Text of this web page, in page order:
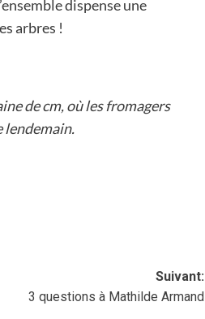
dispense une
arbres !
de cm, où les fromagers
lendemain.
Suivant:
3 questions à Mathilde Armand